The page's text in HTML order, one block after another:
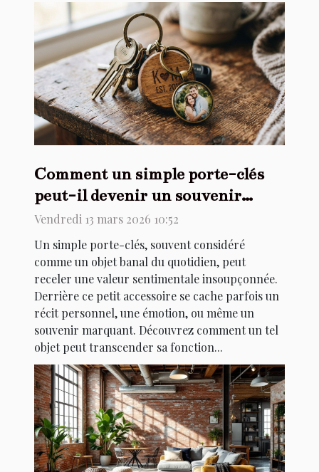
Comment un simple porte-clés
peut-il devenir un souvenir
précieux ?
Vendredi 13 mars 2026 10:52
Un simple porte-clés, souvent considéré
comme un objet banal du quotidien, peut
receler une valeur sentimentale insoupçonnée.
Derrière ce petit accessoire se cache parfois un
récit personnel, une émotion, ou même un
souvenir marquant. Découvrez comment un tel
objet peut transcender sa fonction...